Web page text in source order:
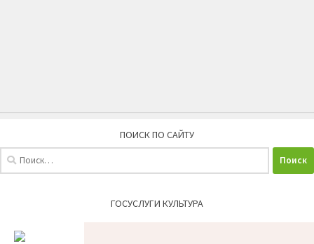
ПОИСК ПО САЙТУ
ГОСУСЛУГИ КУЛЬТУРА